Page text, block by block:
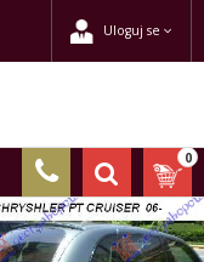
Uloguj se
0